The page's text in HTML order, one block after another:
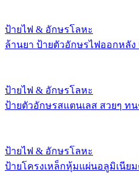
ป้ายไฟ & อักษรโลหะ
ล้านยา ป้ายตัวอักษรไฟออกหลั
ป้ายไฟ & อักษรโลหะ
ป้ายตัวอักษรสแตนเลส สวยๆ ทน
ป้ายไฟ & อักษรโลหะ
ป้ายโครงเหล็กหุ้มแผ่นอลูมิเนีย